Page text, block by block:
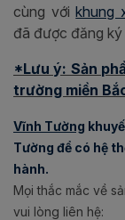
cùng vớikhung
đã được đăng ký
*Lưu ý: Sản
trường miền
Vĩnh Tường
Tường để có hệ
hành.
Mọi thắc mắc về
vui lòng liên hệ: